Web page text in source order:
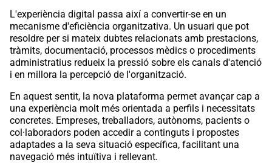
L'experiència digital passa així a convertir-se en un
mecanisme d'eficiència organitzativa. Un usuari que pot
resoldre per si mateix dubtes relacionats amb prestacions,
tràmits, documentació, processos mèdics o procediments
administratius redueix la pressió sobre els canals d'atenció
i en millora la percepció de l'organització.
En aquest sentit, la nova plataforma permet avançar cap a
una experiència molt més orientada a perfils i necessitats
concretes. Empreses, treballadors, autònoms, pacients o
col·laboradors poden accedir a continguts i propostes
adaptades a la seva situació específica, facilitant una
navegació més intuïtiva i rellevant.